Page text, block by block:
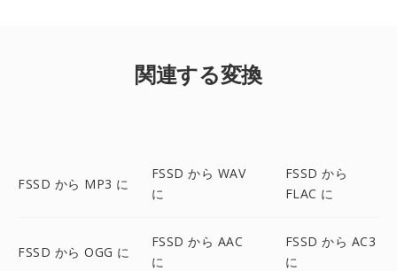
関連する変換
FSSD から MP3 に
FSSD から WAV
に
FSSD から
FLAC に
FSSD から OGG に
FSSD から AAC
に
FSSD から AC3
に